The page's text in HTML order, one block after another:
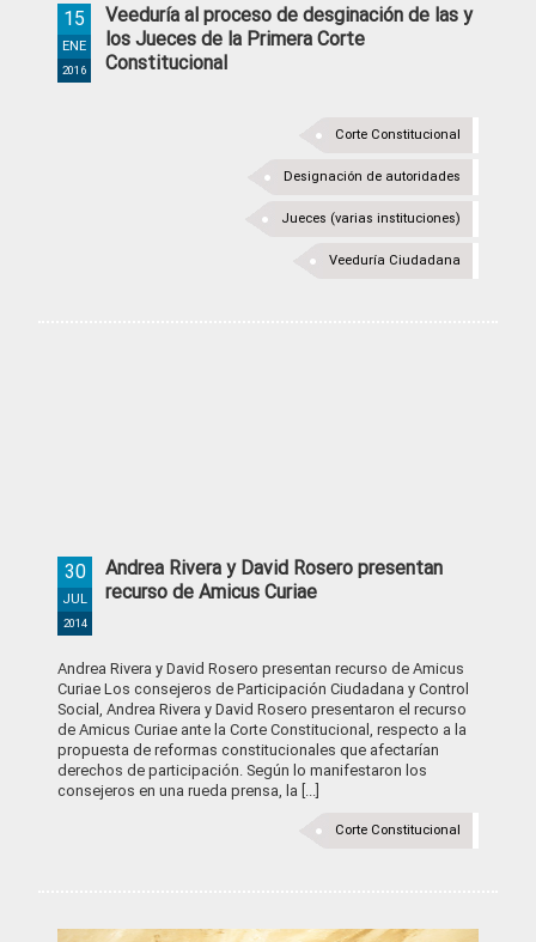
Veeduría al proceso de desginación de las y
los Jueces de la Primera Corte
Constitucional
15
ENE
2016
Corte Constitucional
Designación de autoridades
Jueces (varias instituciones)
Veeduría Ciudadana
Andrea Rivera y David Rosero presentan
recurso de Amicus Curiae
30
JUL
2014
Andrea Rivera y David Rosero presentan recurso de Amicus
Curiae Los consejeros de Participación Ciudadana y Control
Social, Andrea Rivera y David Rosero presentaron el recurso
de Amicus Curiae ante la Corte Constitucional, respecto a la
propuesta de reformas constitucionales que afectarían
derechos de participación. Según lo manifestaron los
consejeros en una rueda prensa, la [...]
Corte Constitucional